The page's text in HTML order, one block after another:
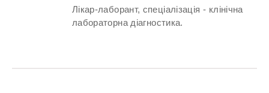
Лікар-лаборант, спеціалізація - клінічна
лабораторна діагностика.